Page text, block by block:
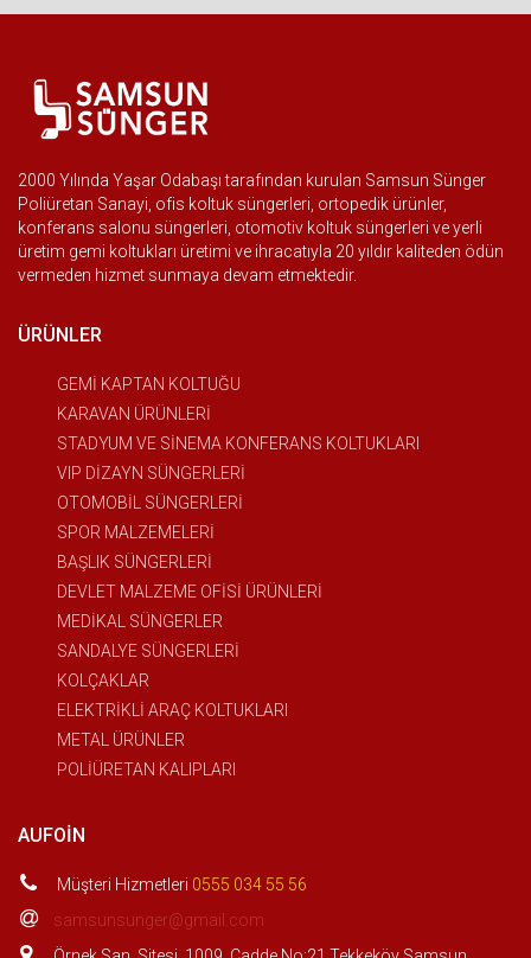
2000 Yılında Yaşar Odabaşı tarafından kurulan Samsun Sünger
Poliüretan Sanayi, ofis koltuk süngerleri, ortopedik ürünler,
konferans salonu süngerleri, otomotiv koltuk süngerleri ve yerli
üretim gemi koltukları üretimi ve ihracatıyla 20 yıldır kaliteden ödün
vermeden hizmet sunmaya devam etmektedir.
ÜRÜNLER
GEMİ KAPTAN KOLTUĞU
KARAVAN ÜRÜNLERİ
STADYUM VE SİNEMA KONFERANS KOLTUKLARI
VIP DİZAYN SÜNGERLERİ
OTOMOBİL SÜNGERLERİ
SPOR MALZEMELERİ
BAŞLIK SÜNGERLERİ
DEVLET MALZEME OFİSİ ÜRÜNLERİ
MEDİKAL SÜNGERLER
SANDALYE SÜNGERLERİ
KOLÇAKLAR
ELEKTRİKLİ ARAÇ KOLTUKLARI
METAL ÜRÜNLER
POLİÜRETAN KALIPLARI
AUFOIN
Müşteri Hizmetleri 0555 034 55 56
samsunsunger@gmail.com